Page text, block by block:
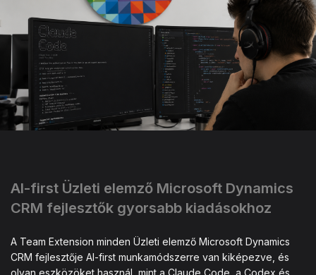
AI-first Üzleti elemző Microsoft Dynamics
CRM fejlesztők gyorsabb kiadásokhoz
A Team Extension minden Üzleti elemző Microsoft Dynamics
CRM fejlesztője AI-first munkamódszerre van kiképezve, és